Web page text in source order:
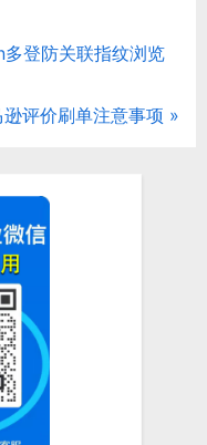
登防关联指纹浏览
逊评价刷单注意事项